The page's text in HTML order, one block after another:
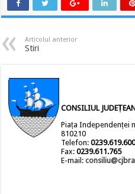
Articolul anterior
Stiri
CONSILIUL
Piața Independenței
810210
Telefon:
Fax:0239.611.765
E-mail: